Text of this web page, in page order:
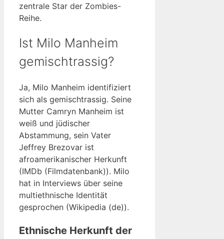
zentrale Star der Zombies-
Reihe.
Ist Milo Manheim
gemischtrassig?
Ja, Milo Manheim identifiziert
sich als gemischtrassig. Seine
Mutter Camryn Manheim ist
weiß und jüdischer
Abstammung, sein Vater
Jeffrey Brezovar ist
afroamerikanischer Herkunft
(IMDb (Filmdatenbank)). Milo
hat in Interviews über seine
multiethnische Identität
gesprochen (Wikipedia (de)).
Ethnische Herkunft der